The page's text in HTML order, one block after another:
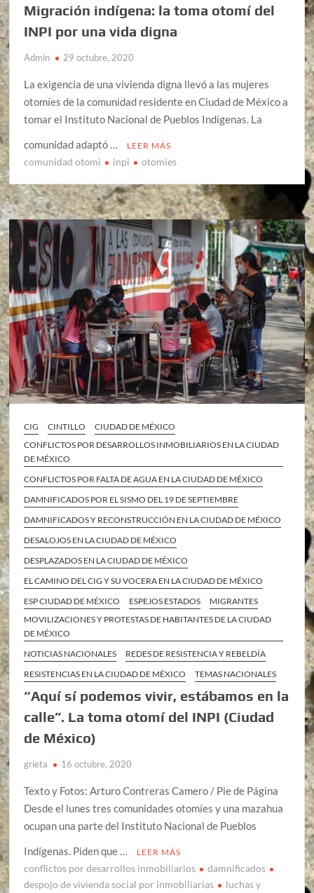
Migración indígena: la toma otomí del
INPI por una vida digna
Admin 29 octubre, 2020
La exigencia de una vivienda digna llevó a las mujeres
otomíes de la comunidad residente en Ciudad de México a
tomar el Instituto Nacional de Pueblos Indígenas. La
comunidad adaptó …
LEER MÁS
comunidad otomi inpi otomíes
CIG CINTILLO
CIUDAD DE MÉXICO
CONFLICTOS POR DESARROLLOS INMOBILIARIOS EN LA CIUDAD
DE MÉXICO
CONFLICTOS POR FALTA DE AGUA EN LA CIUDAD DE MÉXICO
DAMNIFICADOS POR EL SISMO DEL 19 DE SEPTIEMBRE
DAMNIFICADOS Y RECONSTRUCCIÓN EN LA CIUDAD DE MÉXICO
DESALOJOS EN LA CIUDAD DE MÉXICO
DESPLAZADOS EN LA CIUDAD DE MÉXICO
EL CAMINO DEL CIG Y SU VOCERA EN LA CIUDAD DE MÉXICO
ESP CIUDAD DE MÉXICO
ESPEJOS ESTADOS
MIGRANTES
MOVILIZACIONES Y PROTESTAS DE HABITANTES DE LA CIUDAD
DE MÉXICO
NOTICIAS NACIONALES
REDES DE RESISTENCIA Y REBELDÍA
RESISTENCIAS EN LA CIUDAD DE MÉXICO
TEMAS NACIONALES
“Aquí sí podemos vivir, estábamos en la
calle”. La toma otomí del INPI (Ciudad
de México)
grieta 16 octubre, 2020
Texto y Fotos: Arturo Contreras Camero / Pie de Página
Desde el lunes tres comunidades otomíes y una mazahua
ocupan una parte del Instituto Nacional de Pueblos
Indígenas. Piden que …
LEER MÁS
conflictos por desarrollos inmobiliarios
damnificados
despojo de vivienda social por inmobiliarias
luchas y